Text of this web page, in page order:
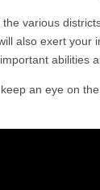
various
also exert your
abilities
an eye on